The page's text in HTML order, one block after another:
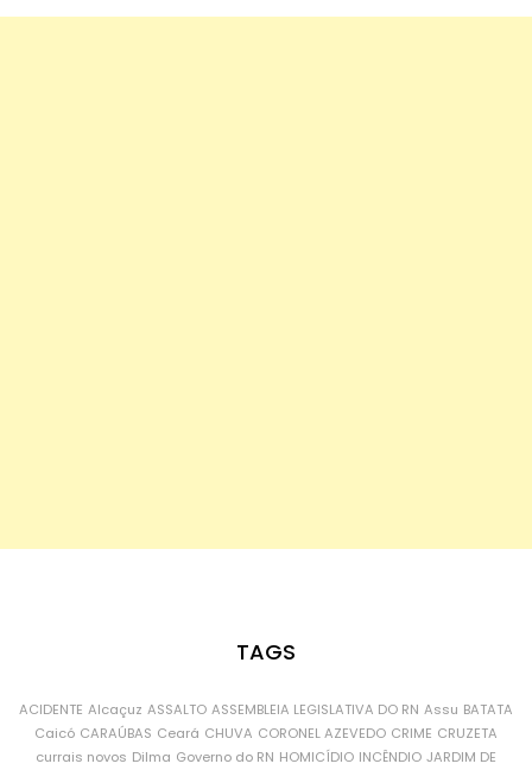
TAGS
ACIDENTE Alcaçuz ASSALTO ASSEMBLEIA LEGISLATIVA DO RN Assu BATATA
Caicó CARAÚBAS Ceará CHUVA CORONEL AZEVEDO CRIME CRUZETA
currais novos Dilma Governo do RN HOMICÍDIO INCÊNDIO JARDIM DE